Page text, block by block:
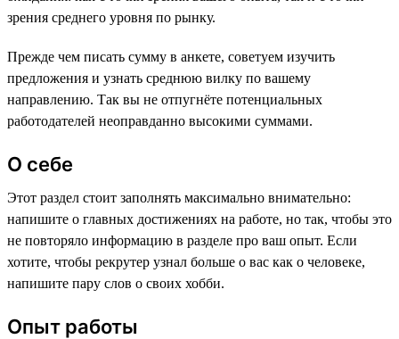
зрения среднего уровня по рынку.
Прежде чем писать сумму в анкете, советуем изучить
предложения и узнать среднюю вилку по вашему
направлению. Так вы не отпугнёте потенциальных
работодателей неоправданно высокими суммами.
О себе
Этот раздел стоит заполнять максимально внимательно:
напишите о главных достижениях на работе, но так, чтобы это
не повторяло информацию в разделе про ваш опыт. Если
хотите, чтобы рекрутер узнал больше о вас как о человеке,
напишите пару слов о своих хобби.
Опыт работы